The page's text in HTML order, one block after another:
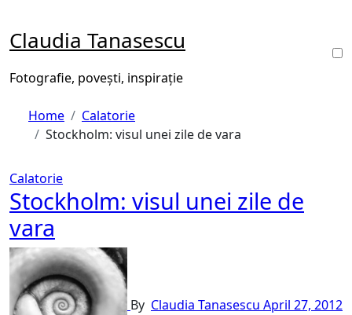
content
Claudia Tanasescu
Fotografie, povești, inspirație
Home
Calatorie
Stockholm: visul unei zile de vara
Calatorie
Stockholm: visul unei zile de
vara
By Claudia Tanasescu April 27, 2012